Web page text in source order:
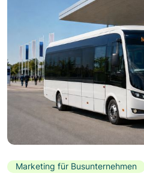
Marketing für Busunternehmen